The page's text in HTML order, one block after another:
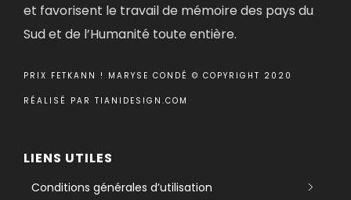
et favorisent le travail de mémoire des pays du
Sud et de l’Humanité toute entière.
PRIX FETKANN ! MARYSE CONDÉ © COPYRIGHT 2020
RÉALISÉ PAR TIANIDESIGN.COM
LIENS UTILES
Conditions générales d’utilisation